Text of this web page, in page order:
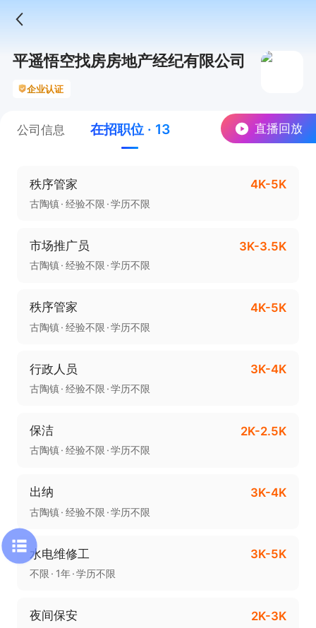
直播回放
平遥悟空找房房地产经纪有限公司
企业认证
公司信息 在招职位 · 13
秩序管家 4K-5K
古陶镇 经验不限 学历不限
市场推广员 3K-3.5K
古陶镇 经验不限 学历不限
秩序管家 4K-5K
古陶镇 经验不限 学历不限
行政人员 3K-4K
古陶镇 经验不限 学历不限
保洁 2K-2.5K
古陶镇 经验不限 学历不限
出纳 3K-4K
古陶镇 经验不限 学历不限
水电维修工 3K-5K
不限 1年 学历不限
夜间保安 2K-3K